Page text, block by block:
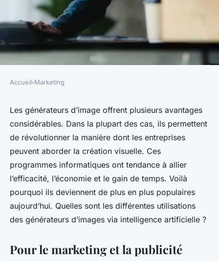
Dans quel cas faut-il utiliser
les générateurs d'images ?
régis•19 décembre 2023•2 min de lecture
Accueil›Marketing
Les générateurs d’image offrent plusieurs avantages
considérables. Dans la plupart des cas, ils permettent
de révolutionner la manière dont les entreprises
peuvent aborder la création visuelle. Ces
programmes informatiques ont tendance à allier
l’efficacité, l’économie et le gain de temps. Voilà
pourquoi ils deviennent de plus en plus populaires
aujourd’hui. Quelles sont les différentes utilisations
des générateurs d’images via intelligence artificielle ?
Pour le marketing et la publicité